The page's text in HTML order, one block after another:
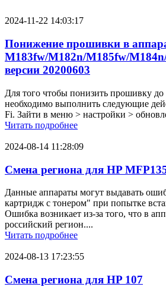
2024-11-22 14:03:17
Понижение прошивки в
M183fw/M182n/M185fw/
версии 20200603
Для того чтобы понизить прошивку до
необходимо выполнить следующие
Fi. Зайти в меню > настройки >
Читать подробнее
2024-08-14 11:28:09
Смена региона для HP
Данные аппараты могут выдавать
картридж с тонером" при попытке
Ошибка возникает из-за того, что в
российский регион....
Читать подробнее
2024-08-13 17:23:55
Смена региона для HP 107